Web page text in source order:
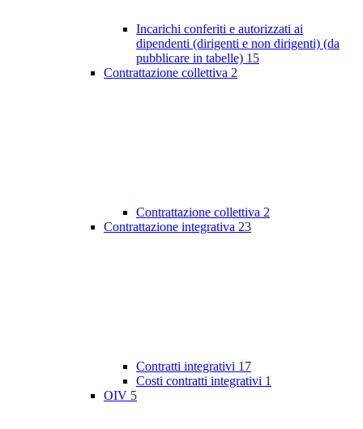
Incarichi conferiti e autorizzati ai
dipendenti (dirigenti e non dirigenti) (da
pubblicare in tabelle) 15
Contrattazione collettiva 2
Contrattazione collettiva 2
Contrattazione integrativa 23
Contratti integrativi 17
Costi contratti integrativi 1
OIV 5